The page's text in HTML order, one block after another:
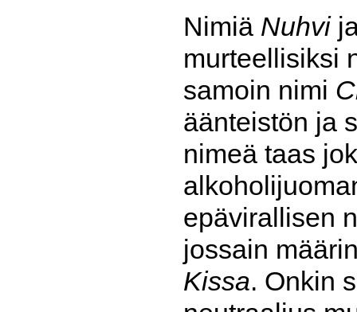
Nimiä Nuhvi
murteellisiksi
samoin nimi
äänteistön ja
nimeä taas
epävirallisen
jossain
Kissa. Onkin